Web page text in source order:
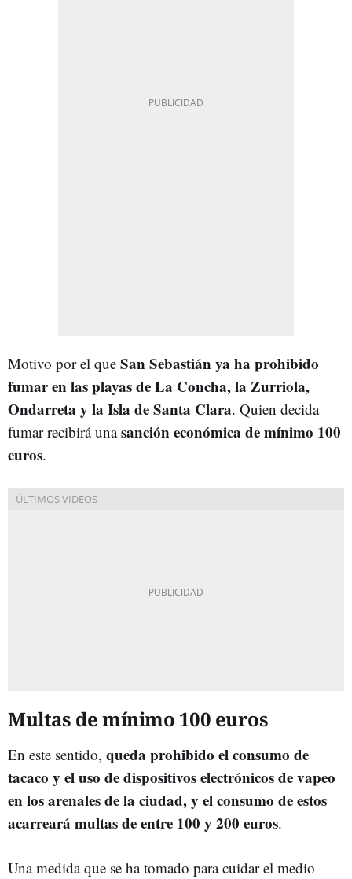
Motivo por el que San Sebastián ya ha prohibido
fumar en las playas de La Concha, la Zurriola,
Ondarreta y la Isla de Santa Clara. Quien decida
fumar recibirá unasanción económica de mínimo 100
euros.
Multas de mínimo 100 euros
En este sentido, queda prohibido el consumo de
tacaco y el uso de dispositivos electrónicos de vapeo
en los arenales de la ciudad, y el consumo de estos
acarreará multas de entre 100 y 200 euros.
Una medida que se ha tomado para cuidar el medio